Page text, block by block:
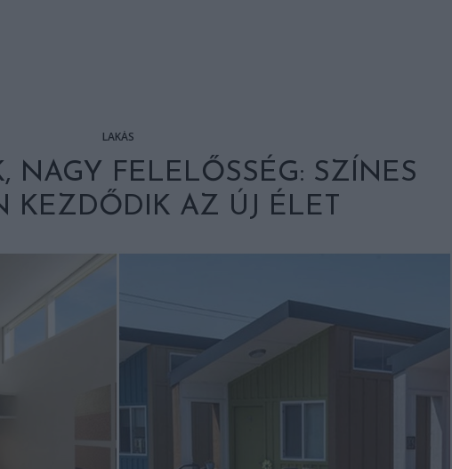
LAKÁS
NAGY FELELŐSSÉG: SZÍNES
KEZDŐDIK AZ ÚJ ÉLET